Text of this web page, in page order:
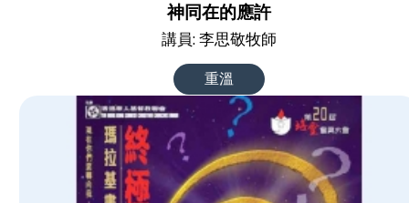
神同在的應許
講員: 李思敬牧師
重溫